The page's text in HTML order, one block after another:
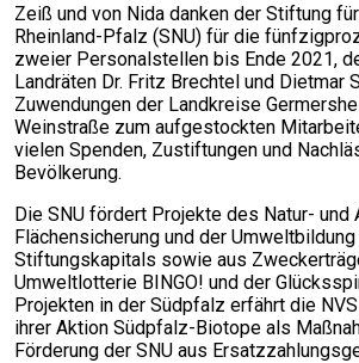
Zeiß und von Nida danken der Stiftung
Rheinland-Pfalz (SNU) für die
zweier Personalstellen bis Ende 2021,
Landräten Dr. Fritz Brechtel und Dietmar
Zuwendungen der Landkreise
Weinstraße zum aufgestockten
vielen Spenden, Zustiftungen und
Bevölkerung.
Die SNU fördert Projekte des Natur- und
Flächensicherung und der
Stiftungskapitals sowie aus
Umweltlotterie BINGO! und der
Projekten in der Südpfalz erfährt die
ihrer Aktion Südpfalz-Biotope als
Förderung der SNU aus